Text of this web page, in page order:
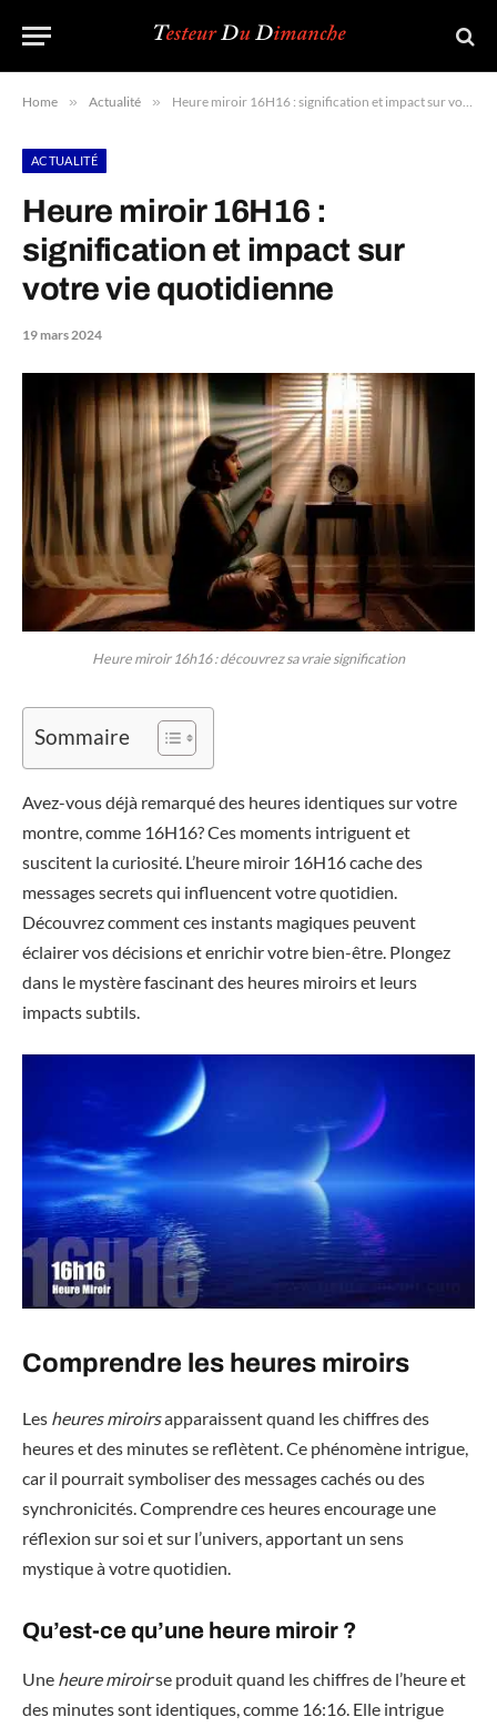
Home » Actualité » Heure miroir 16H16 : signification et impact sur votre vie quotidienne
ACTUALITÉ
Heure miroir 16H16 :
signification et impact sur
votre vie quotidienne
19 mars 2024
Heure miroir 16h16 : découvrez sa vraie signification
Sommaire
Avez-vous déjà remarqué des heures identiques sur votre
montre, comme 16H16? Ces moments intriguent et
suscitent la curiosité. L’heure miroir 16H16 cache des
messages secrets qui influencent votre quotidien.
Découvrez comment ces instants magiques peuvent
éclairer vos décisions et enrichir votre bien-être. Plongez
dans le mystère fascinant des heures miroirs et leurs
impacts subtils.
Comprendre les heures miroirs
Les heures miroirsapparaissent quand les chiffres des
heures et des minutes se reflètent. Ce phénomène intrigue,
car il pourrait symboliser des messages cachés ou des
synchronicités. Comprendre ces heures encourage une
réflexion sur soi et sur l’univers, apportant un sens
mystique à votre quotidien.
Qu’est-ce qu’une heure miroir ?
Une heure miroirse produit quand les chiffres de l’heure et
des minutes sont identiques, comme 16:16. Elle intrigue